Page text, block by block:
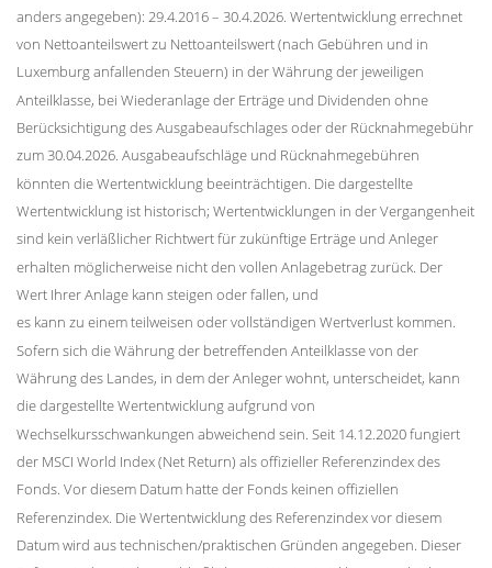
anders angegeben): 29.4.2016 – 30.4.2026. Wertentwicklung errechnet
von Nettoanteilswert zu Nettoanteilswert (nach Gebühren und in
Luxemburg anfallenden Steuern) in der Währung der jeweiligen
Anteilklasse, bei Wiederanlage der Erträge und Dividenden ohne
Berücksichtigung des Ausgabeaufschlages oder der Rücknahmegebühr
zum 30.04.2026. Ausgabeaufschläge und Rücknahmegebühren
könnten die Wertentwicklung beeinträchtigen. Die dargestellte
Wertentwicklung ist historisch; Wertentwicklungen in der Vergangenheit
sind kein verläßlicher Richtwert für zukünftige Erträge und Anleger
erhalten möglicherweise nicht den vollen Anlagebetrag zurück. Der
Wert Ihrer Anlage kann steigen oder fallen, und
es kann zu einem teilweisen oder vollständigen Wertverlust kommen.
Sofern sich die Währung der betreffenden Anteilklasse von der
Währung des Landes, in dem der Anleger wohnt, unterscheidet, kann
die dargestellte Wertentwicklung aufgrund von
Wechselkursschwankungen abweichend sein. Seit 14.12.2020 fungiert
der MSCI World Index (Net Return) als offizieller Referenzindex des
Fonds. Vor diesem Datum hatte der Fonds keinen offiziellen
Referenzindex. Die Wertentwicklung des Referenzindex vor diesem
Datum wird aus technischen/praktischen Gründen angegeben. Dieser